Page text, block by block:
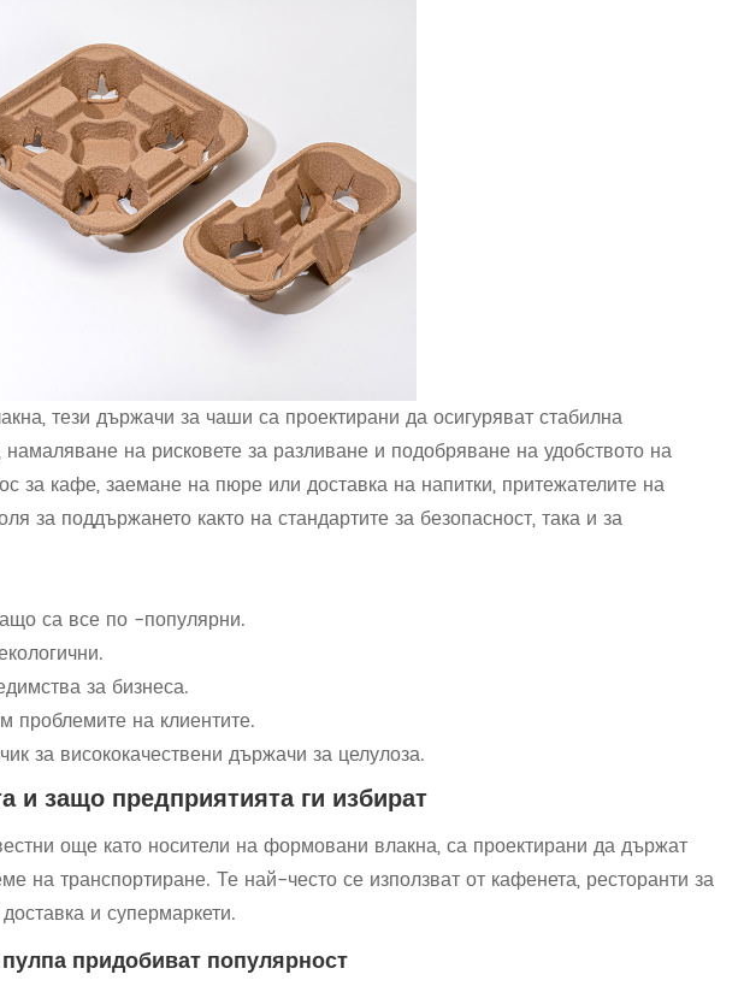
тези държачи за чаши са проектирани да осигуряват стабилна
на рисковете за разливане и подобряване на удобството на
за кафе, заемане на пюре или доставка на напитки, притежателите на
за поддържането както на стандартите за безопасност, така и за
са все по -популярни.
за бизнеса.
проблемите на клиентите.
за висококачествени държачи за целулоза.
и защо предприятията ги избират
още като носители на формовани влакна, са проектирани да държат
на транспортиране. Те най-често се използват от кафенета, ресторанти за
и супермаркети.
придобиват популярност